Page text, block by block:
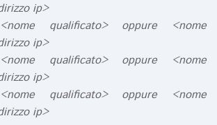
ip>
qualificato> oppure <nome
ip>
qualificato> oppure <nome
ip>
qualificato> oppure <nome
ip>